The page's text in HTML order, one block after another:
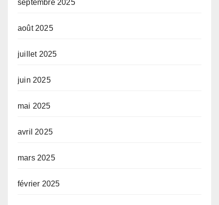
septembre 2025
août 2025
juillet 2025
juin 2025
mai 2025
avril 2025
mars 2025
février 2025